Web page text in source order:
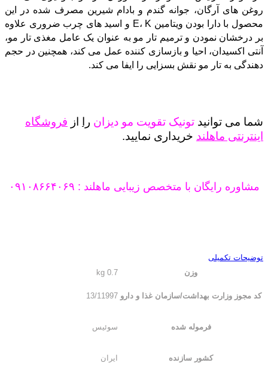
روغن های آرگان، جوانه گندم و بادام شیرین مصرف شده در این
محصول با دارا بودن ویتامین E، K و اسید های چرب ضروری علاوه
بر درخشان نمودن و ترمیم تار مو به عنوان یک عامل مغذی تار مو،
آنتی اکسیدان، احیا و بازسازی کننده عمل می کند، همچنین در حجم
دهندگی به تار مو نقش بسزایی را ایفا می کند.
شما می توانید تونیک تقویت مو دیزان را از فروشگاه
اینترنتی ماهلند خریداری نمایید.
مشاوره رایگان با متخصص زیبایی ماهلند : ۰۹۱۰۸۶۶۴۰۶۹
توضیحات تکمیلی
وزن
0.7 kg
کد مجوز وزارت بهداشت/سازمان غذا و دارو 13/11997
فرموله شده سوئیس
کشور سازنده ایران